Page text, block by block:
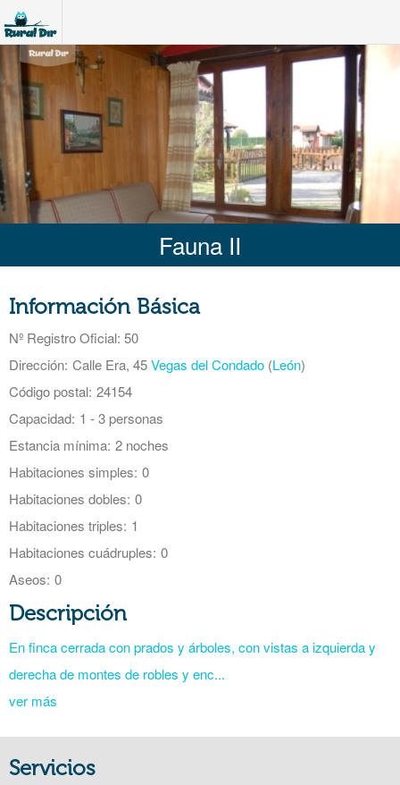
Fauna II
Información Básica
Nº Registro Oficial: 50
Dirección: Calle Era, 45Vegas del Condado (León)
Código postal: 24154
Capacidad: 1 - 3 personas
Estancia mínima: 2 noches
Habitaciones simples: 0
Habitaciones dobles: 0
Habitaciones triples: 1
Habitaciones cuádruples: 0
Aseos: 0
Descripción
En finca cerrada con prados y árboles, con vistas a izquierda y
derecha de montes de robles y enc...
ver más
Servicios